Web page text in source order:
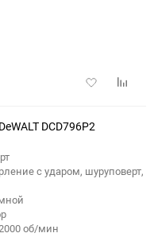
Добавить
DCD796P2
с ударом, шуруповерт,
об/мин